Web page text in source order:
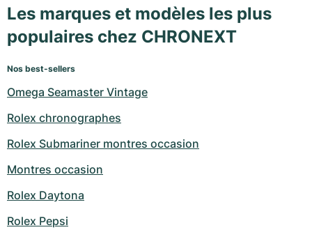
Les marques et modèles les plus
populaires chez CHRONEXT
Nos best-sellers
Omega Seamaster Vintage
Rolex chronographes
Rolex Submariner montres occasion
Montres occasion
Rolex Daytona
Rolex Pepsi